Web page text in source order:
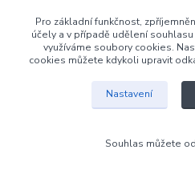
info@podlahovyraj.cz
Pro základní funkčnost,
účely a v případě udělení
využíváme soubory cookies.
cookies můžete kdykoli upravit
Nastavení
Souhlas můžete